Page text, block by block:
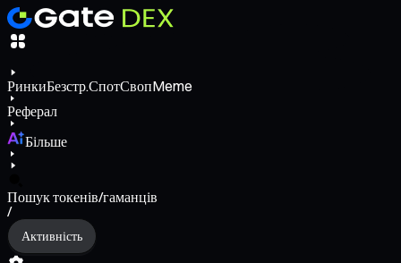
РинкиБезстр.СпотСвопMeme
Реферал
Більше
Пошук токенів/гаманців
/
Активність